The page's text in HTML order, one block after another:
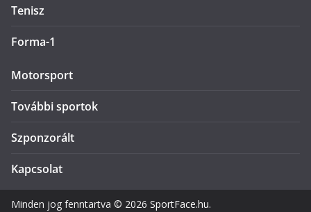
Tenisz
Forma-1
Motorsport
További sportok
Szponzorált
Kapcsolat
Minden jog fenntartva © 2026 SportFace.hu.